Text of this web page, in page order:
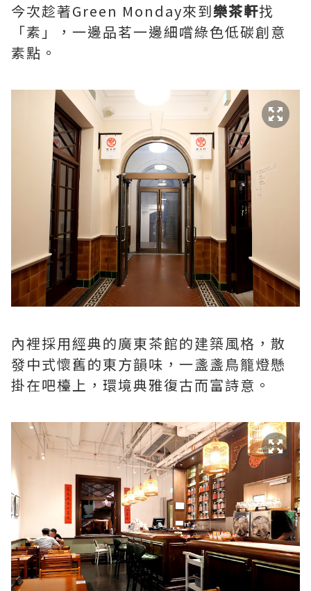
今次趁著Green Monday來到樂茶軒找
「素」，一邊品茗一邊細嚐綠色低碳創意
素點。
內裡採用經典的廣東茶館的建築風格，散
發中式懷舊的東方韻味，一盞盞鳥籠燈懸
掛在吧檯上，環境典雅復古而富詩意。